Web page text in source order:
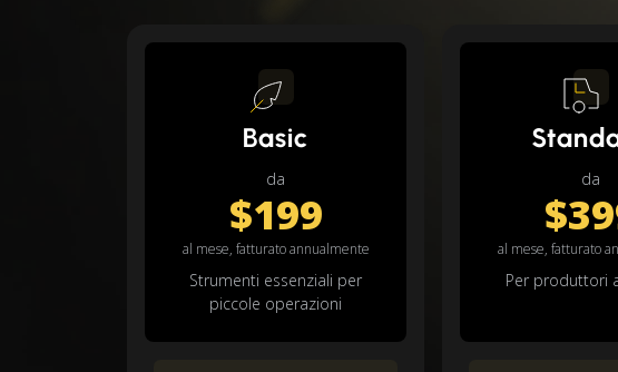
Basic
da
$199
al mese, fatturato annualmente
Strumenti essenziali per
piccole operazioni
da
al mese, fatturato
Per produttori